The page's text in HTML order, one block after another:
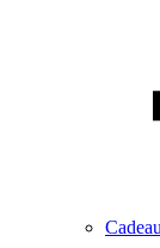
Cadeau